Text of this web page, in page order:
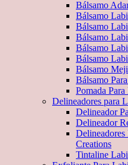
Bálsamo
Bálsamo
Bálsamo
Bálsamo
Bálsamo
Bálsamo
Bálsamo
Bálsamo
Pomada
Delineadores para
Delineador
Delineador
Creations
Tintaline